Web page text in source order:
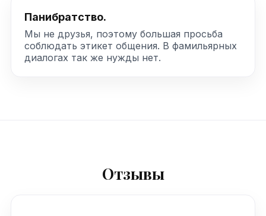
Панибратство.
Мы не друзья, поэтому большая просьба
соблюдать этикет общения. В фамильярных
диалогах так же нужды нет.
Отзывы